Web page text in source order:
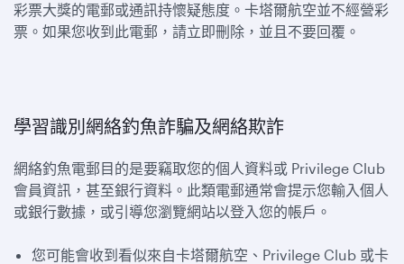
彩票大獎的電郵或通訊持懷疑態度。卡塔爾航空並不經營彩
票。如果您收到此電郵，請立即刪除，並且不要回覆。
學習識別網絡釣魚詐騙及網絡欺詐
網絡釣魚電郵目的是要竊取您的個人資料或 Privilege Club
會員資訊，甚至銀行資料。此類電郵通常會提示您輸入個人
或銀行數據，或引導您瀏覽網站以登入您的帳戶。
您可能會收到看似來自卡塔爾航空、Privilege Club 或卡